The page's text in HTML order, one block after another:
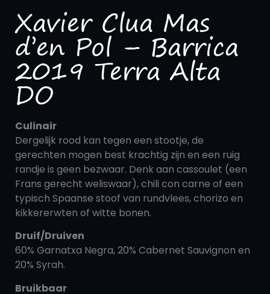
Xavier Clua Mas
d’en Pol – Barrica
2019 Terra Alta
DO
Culinair
Dergelijk rood kan tegen een stootje, de
gerechten mogen best krachtig zijn en een ruig
randje is geen bezwaar. Denk aan cassoulet (een
Frans gerecht weliswaar), chili con carne of een
typisch Spaanse stoof van rundvlees, chorizo en
kikkererwten of witte bonen.
Druif/Druiven
60% Garnatxa Negra, 20% Cabernet Sauvignon en
20% Syrah.
Bruikbaar